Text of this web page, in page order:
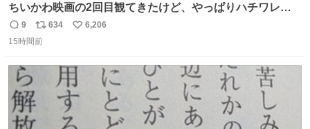
ちいかわ映画の2回目観てきたけど、やっぱりハチワレの
「ハモりすごいよッ…」に対するちいかわの「エ゛ッ!?(い
まそんな場合じゃねぇだろお前よぉ)」が面白すぎる。
返
信
9
リ
ポ
数
634
い
数
6,206
15時間前